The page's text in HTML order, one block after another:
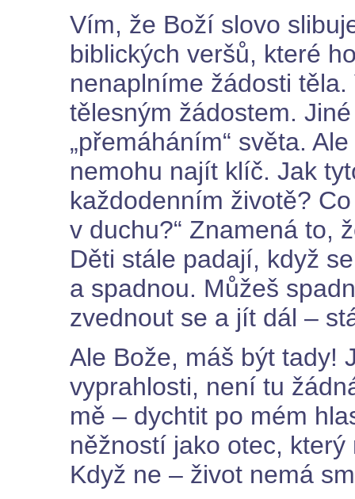
Vím, že Boží slovo
biblických veršů, které
nenaplníme žádosti
tělesným žádostem.
„přemáháním“ světa.
nemohu najít klíč. Jak
každodenním životě?
v duchu?“ Znamená to,
Děti stále padají, když
a spadnou. Můžeš
zvednout se a jít dál –
Ale Bože, máš být tady!
vyprahlosti, není tu
mě – dychtit po mém
něžností jako otec,
Když ne – život nemá